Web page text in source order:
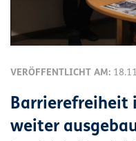
VERÖFFENTLICHT AM:
Barrierefreiheit
weiter